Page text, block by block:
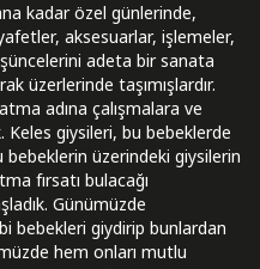
kadar özel günlerinde,
aksesuarlar, işlemeler,
adeta bir sanata
üzerlerinde taşımışlardır.
adına çalışmalara ve
Keles giysileri, bu bebeklerde
üzerindeki giysilerin
fırsatı bulacağı
Günümüzde
bebekleri giydirip bunlardan
hem onları mutlu